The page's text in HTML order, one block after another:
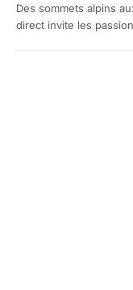
Des sommets alpins
direct invite les